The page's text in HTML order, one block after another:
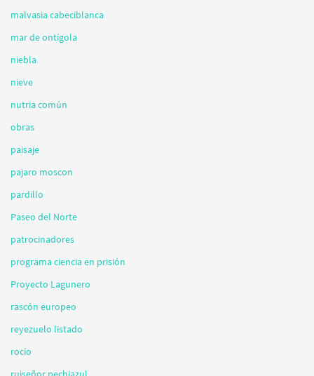
malvasia cabeciblanca
mar de ontígola
niebla
nieve
nutria común
obras
paisaje
pajaro moscon
pardillo
Paseo del Norte
patrocinadores
programa ciencia en prisión
Proyecto Lagunero
rascón europeo
reyezuelo listado
rocío